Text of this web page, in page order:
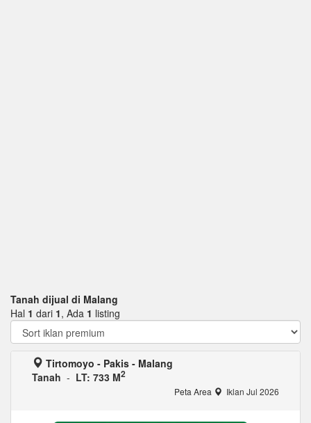
Tanah dijual di Malang
Hal 1 dari 1, Ada 1 listing
Tirtomoyo - Pakis - Malang
Tanah - LT: 733 M2
Peta Area Iklan Jul 2026